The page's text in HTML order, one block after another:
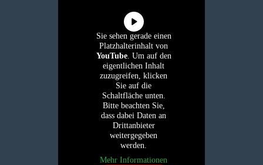
Sie sehen gerade einen
Platzhalterinhalt von
YouTube. Um auf den
eigentlichen Inhalt
zuzugreifen, klicken
Sie auf die
Schaltfläche unten.
Bitte beachten Sie,
dass dabei Daten an
Drittanbieter
weitergegeben
werden.
Mehr Informationen